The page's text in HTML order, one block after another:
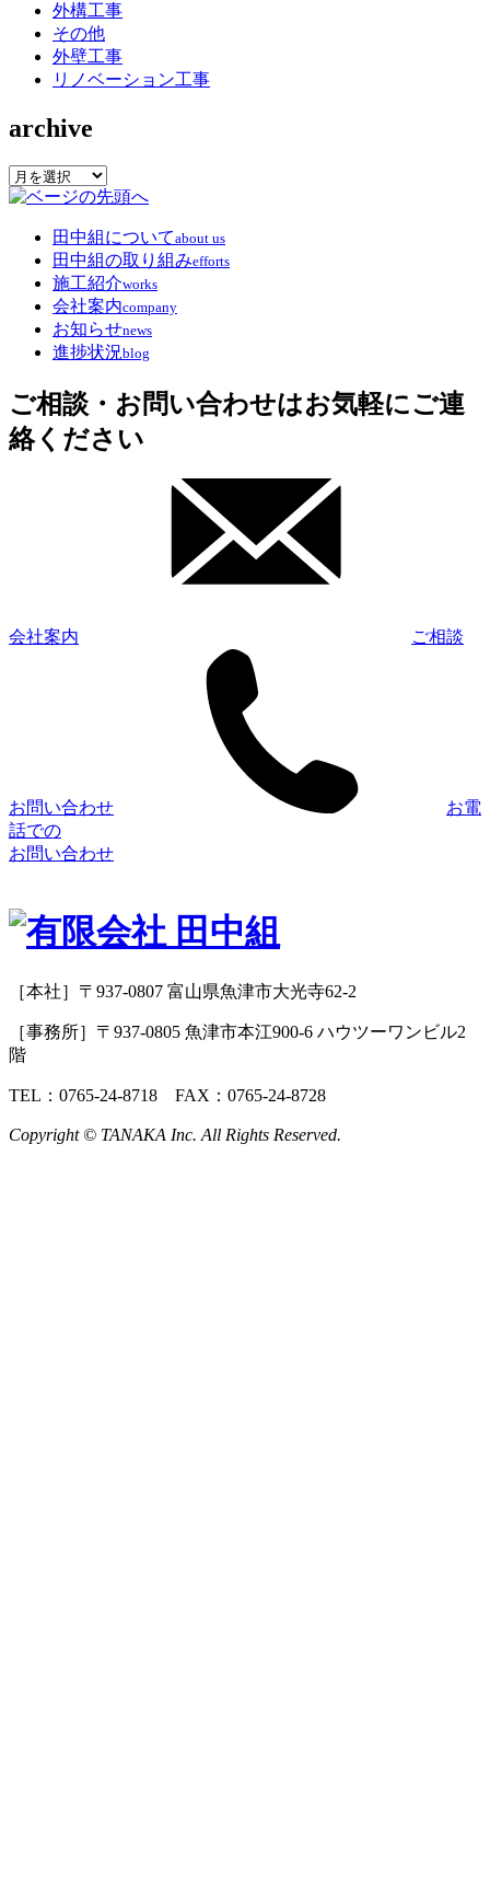
外構工事
その他
外壁工事
リノベーション工事
archive
archive
田中組についてabout us
田中組の取り組みefforts
施工紹介works
会社案内company
お知らせnews
進捗状況blog
ご相談・お問い合わせはお気軽にご連
絡ください
会社案内 ご相談
お問い合わせ
お電
話での
お問い合わせ
［本社］〒937-0807 富山県魚津市大光寺62-2
［事務所］〒937-0805 魚津市本江900-6 ハウツーワンビル2
階
TEL：0765-24-8718 FAX：0765-24-8728
Copyright © TANAKA Inc. All Rights Reserved.